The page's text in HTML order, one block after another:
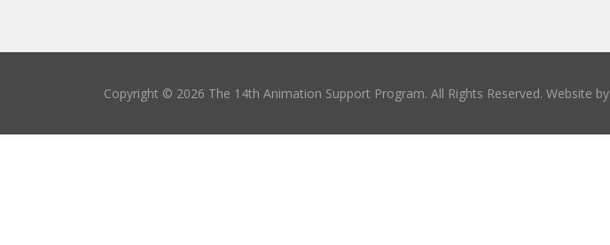
Copyright © 2026 The 14th Animation Support Program. All Rights Reserved. Website by